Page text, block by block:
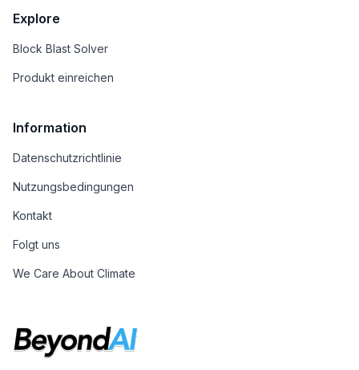
Explore
Block Blast Solver
Produkt einreichen
Information
Datenschutzrichtlinie
Nutzungsbedingungen
Kontakt
Folgt uns
We Care About Climate